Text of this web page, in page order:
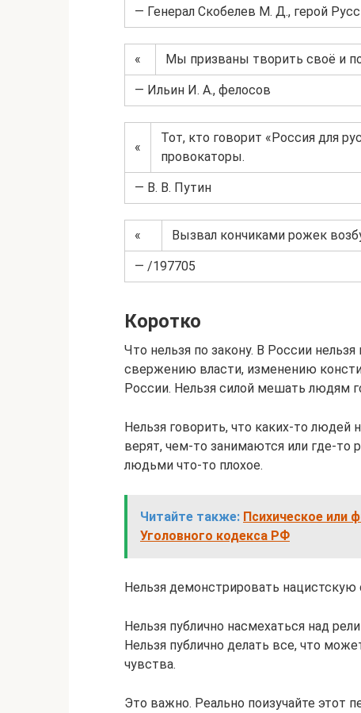
— Генерал Скобелев М. Д., герой
« Мы призваны творить своё и
— Ильин И. А., фелосов
«
Тот, кто говорит «Россия для
провокаторы.
— В. В. Путин
« Вызвал кончиками рожек
— /197705
Коротко
Что нельзя по закону. В России
свержению власти, изменению
России. Нельзя силой мешать людям
Нельзя говорить, что каких-то людей
верят, чем-то занимаются или где-то
людьми что-то плохое.
Читайте также: Психическое или
Уголовного кодекса РФ
Нельзя демонстрировать нацистскую
Нельзя публично насмехаться над
Нельзя публично делать все, что
чувства.
Это важно. Реально поизучайте этот